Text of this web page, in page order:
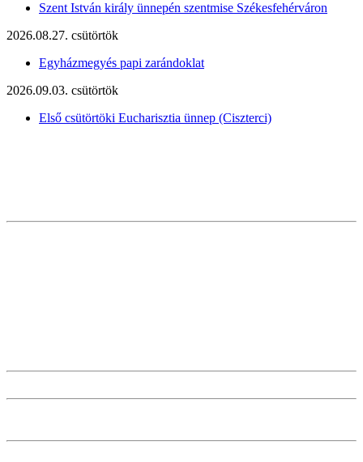
Szent István király ünnepén szentmise Székesfehérváron
2026.08.27. csütörtök
Egyházmegyés papi zarándoklat
2026.09.03. csütörtök
Első csütörtöki Eucharisztia ünnep (Ciszterci)